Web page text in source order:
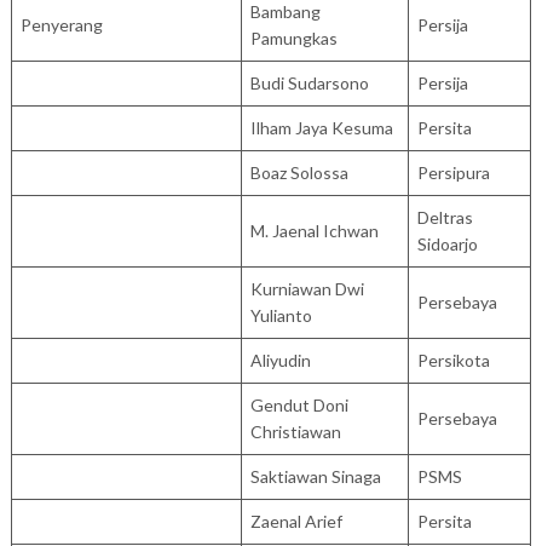
Penyerang
Bambang
Pamungkas
Persija
Budi Sudarsono Persija
Ilham Jaya Kesuma Persita
Boaz Solossa Persipura
M. Jaenal Ichwan
Deltras
Sidoarjo
Kurniawan Dwi
Yulianto
Persebaya
Aliyudin Persikota
Gendut Doni
Christiawan
Persebaya
Saktiawan Sinaga PSMS
Zaenal Arief Persita